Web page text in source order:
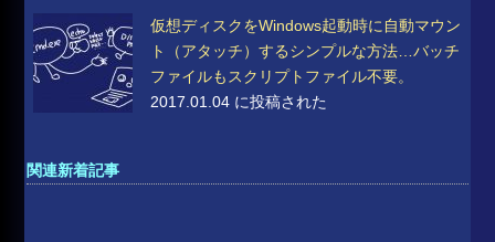
仮想ディスクをWindows起動時に自動マウン
ト（アタッチ）するシンプルな方法…バッチ
ファイルもスクリプトファイル不要。
2017.01.04 に投稿された
関連新着記事